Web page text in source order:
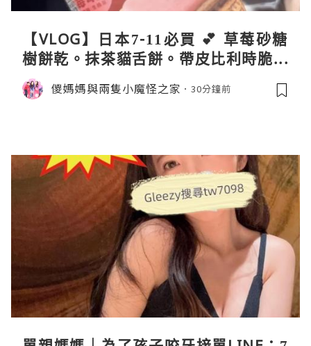
【VLOG】日本7-11必買 💕 草莓砂糖
樹餅乾。抹茶貓舌餅。帶皮比利時脆薯
條
儍媽媽與兩隻小魔怪之家 30分鐘前